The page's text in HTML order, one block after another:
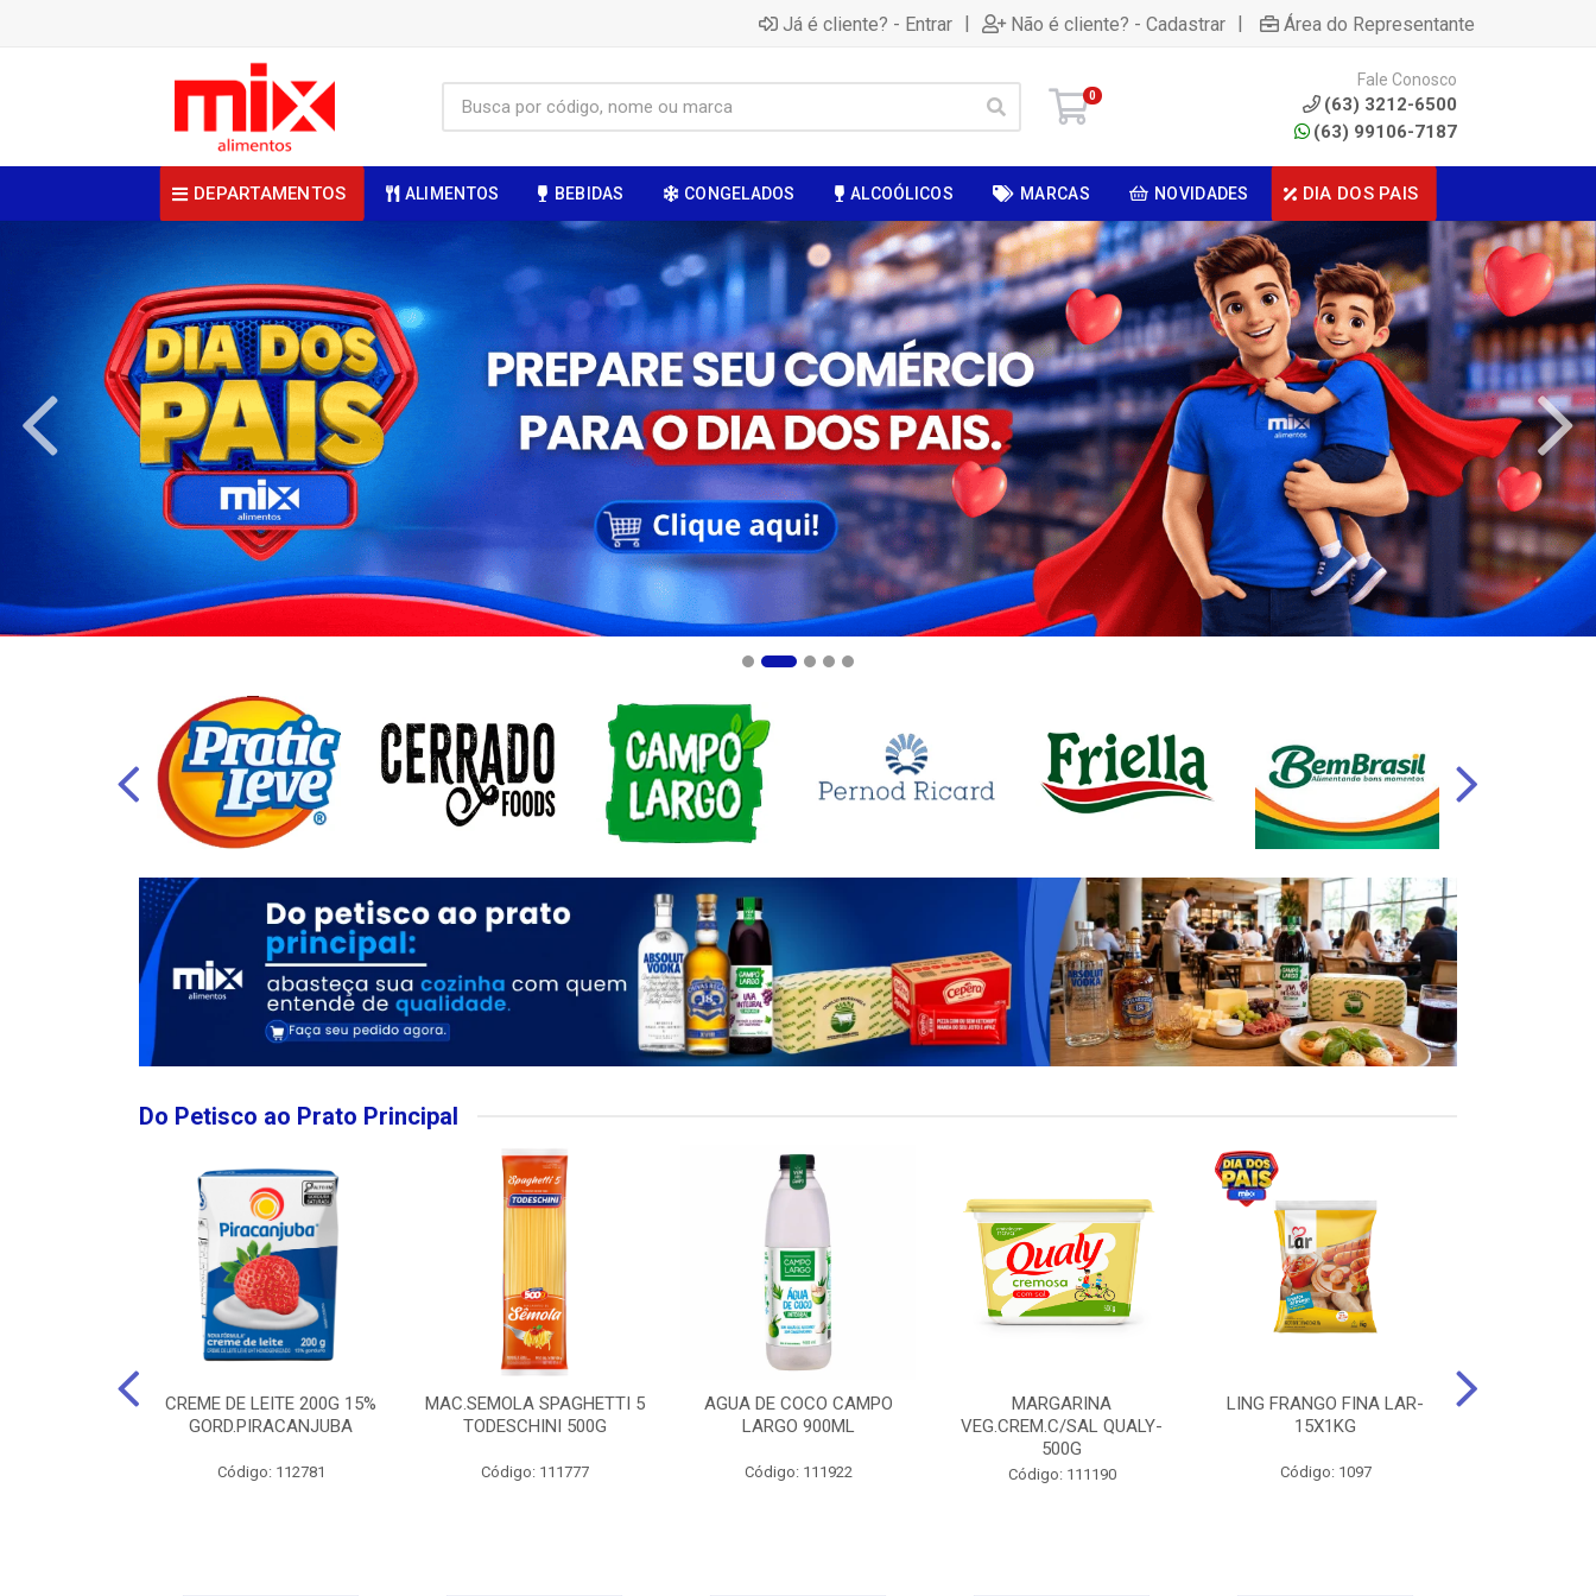
Já é cliente? - Entrar | Não é cliente? - Cadastrar | Área do Representante
0
Fale Conosco
(63) 3212-6500
(63) 99106-7187
DEPARTAMENTOS ALIMENTOS BEBIDAS CONGELADOS ALCOÓLICOS MARCAS NOVIDADES DIA DOS PAIS
Do Petisco ao Prato Principal
CREME DE LEITE 200G 15%
GORD.PIRACANJUBA
Código: 112781
MAC.SEMOLA SPAGHETTI 5
TODESCHINI 500G
Código: 111777
AGUA DE COCO CAMPO
LARGO 900ML
Código: 111922
MARGARINA
VEG.CREM.C/SAL QUALY-
500G
Código: 111190
LING FRANGO FINA LAR-
15X1KG
Código: 1097